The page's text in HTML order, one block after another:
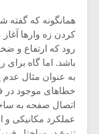
همانگونه که گفته
کردن زه وارها
رود که ارتفاع و
باشد. اما گاه
به عنوان مثال
خطاهای موجود در
اتصال صفحه به
عملکرد مکانیکی و